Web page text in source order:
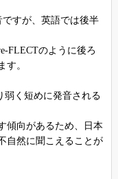
すが、英語では後半
FLECTのように後ろ
す。
弱く短めに発音される
傾向があるため、日本
自然に聞こえることが